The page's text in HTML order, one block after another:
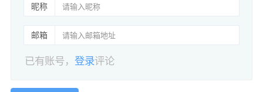
昵称
邮箱
已有账号，登录评论